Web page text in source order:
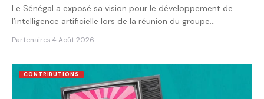
Le Sénégal a exposé sa vision pour le développement de
l’intelligence artificielle lors de la réunion du groupe…
Partenaires·4 Août 2026
CONTRIBUTIONS